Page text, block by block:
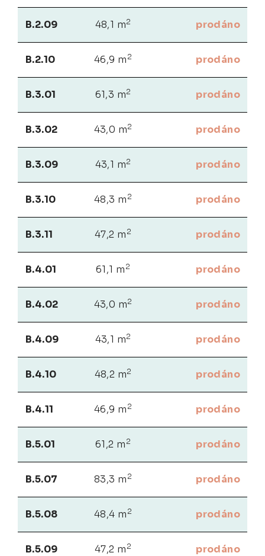
B.2.09 48,1 m2 prodáno
B.2.10 46,9 m 2 prodáno
B.3.01 61,3 m2 prodáno
B.3.02 43,0 m2 prodáno
B.3.09 43,1 m2 prodáno
B.3.10 48,3 m 2 prodáno
B.3.11 47,2 m 2 prodáno
B.4.01 61,1 m 2 prodáno
B.4.02 43,0 m2 prodáno
B.4.09 43,1 m2 prodáno
B.4.10 48,2 m2 prodáno
B.4.11 46,9 m 2 prodáno
B.5.01 61,2 m 2 prodáno
B.5.07 83,3 m 2 prodáno
B.5.08 48,4 m 2 prodáno
B.5.09 47,2 m 2 prodáno